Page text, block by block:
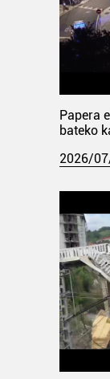
Papera
bateko
2026/